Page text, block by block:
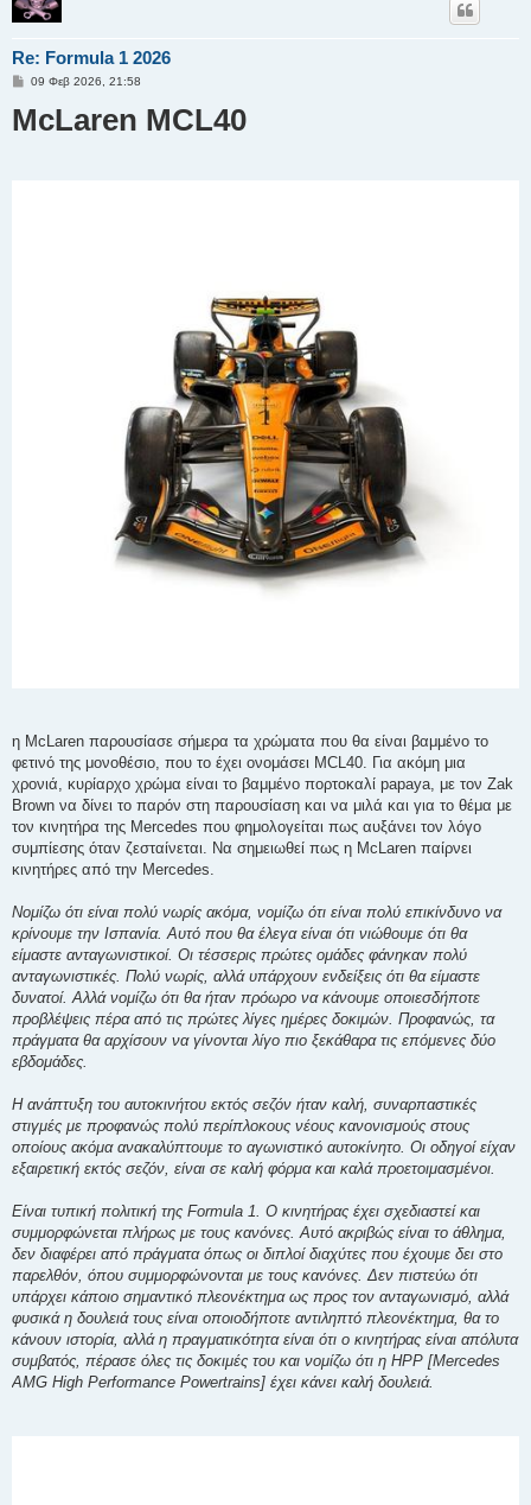
Re: Formula 1 2026
Δ
μ
ο
09 Φεβ 2026, 21:58
McLaren MCL40
η McLaren παρουσίασε σήμερα τα χρώματα που θα είναι βαμμένο το
φετινό της μονοθέσιο, που το έχει ονομάσει MCL40. Για ακόμη μια
χρονιά, κυρίαρχο χρώμα είναι το βαμμένο πορτοκαλί papaya, με τον Zak
Brown να δίνει το παρόν στη παρουσίαση και να μιλά και για το θέμα με
τον κινητήρα της Mercedes που φημολογείται πως αυξάνει τον λόγο
συμπίεσης όταν ζεσταίνεται. Να σημειωθεί πως η McLaren παίρνει
κινητήρες από την Mercedes.
Νομίζω ότι είναι πολύ νωρίς ακόμα, νομίζω ότι είναι πολύ επικίνδυνο να
κρίνουμε την Ισπανία. Αυτό που θα έλεγα είναι ότι νιώθουμε ότι θα
είμαστε ανταγωνιστικοί. Οι τέσσερις πρώτες ομάδες φάνηκαν πολύ
ανταγωνιστικές. Πολύ νωρίς, αλλά υπάρχουν ενδείξεις ότι θα είμαστε
δυνατοί. Αλλά νομίζω ότι θα ήταν πρόωρο να κάνουμε οποιεσδήποτε
προβλέψεις πέρα ​​από τις πρώτες λίγες ημέρες δοκιμών. Προφανώς, τα
πράγματα θα αρχίσουν να γίνονται λίγο πιο ξεκάθαρα τις επόμενες δύο
εβδομάδες.
Η ανάπτυξη του αυτοκινήτου εκτός σεζόν ήταν καλή, συναρπαστικές
στιγμές με προφανώς πολύ περίπλοκους νέους κανονισμούς στους
οποίους ακόμα ανακαλύπτουμε το αγωνιστικό αυτοκίνητο. Οι οδηγοί είχαν
εξαιρετική εκτός σεζόν, είναι σε καλή φόρμα και καλά προετοιμασμένοι.
Είναι τυπική πολιτική της Formula 1. Ο κινητήρας έχει σχεδιαστεί και
συμμορφώνεται πλήρως με τους κανόνες. Αυτό ακριβώς είναι το άθλημα,
δεν διαφέρει από πράγματα όπως οι διπλοί διαχύτες που έχουμε δει στο
παρελθόν, όπου συμμορφώνονται με τους κανόνες. Δεν πιστεύω ότι
υπάρχει κάποιο σημαντικό πλεονέκτημα ως προς τον ανταγωνισμό, αλλά
φυσικά η δουλειά τους είναι οποιοδήποτε αντιληπτό πλεονέκτημα, θα το
κάνουν ιστορία, αλλά η πραγματικότητα είναι ότι ο κινητήρας είναι απόλυτα
συμβατός, πέρασε όλες τις δοκιμές του και νομίζω ότι η HPP [Mercedes
AMG High Performance Powertrains] έχει κάνει καλή δουλειά.